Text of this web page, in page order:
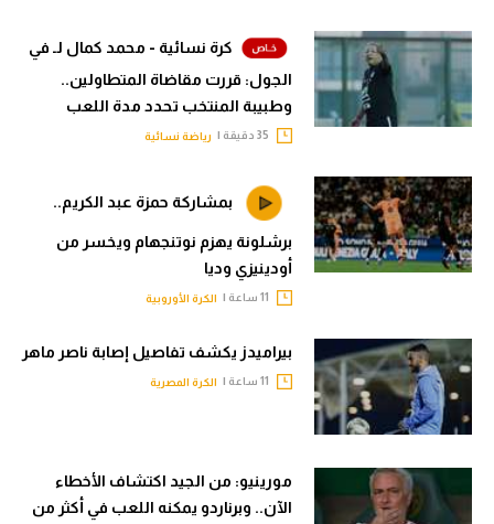
كرة نسائية - محمد كمال لـ في
الجول: قررت مقاضاة المتطاولين..
وطبيبة المنتخب تحدد مدة اللعب
رياضة نسائية
بمشاركة حمزة عبد الكريم..
برشلونة يهزم نوتنجهام ويخسر من
أودينيزي وديا
الكرة الأوروبية
بيراميدز يكشف تفاصيل إصابة ناصر ماهر
الكرة المصرية
مورينيو: من الجيد اكتشاف الأخطاء
الآن.. وبرناردو يمكنه اللعب في أكثر من